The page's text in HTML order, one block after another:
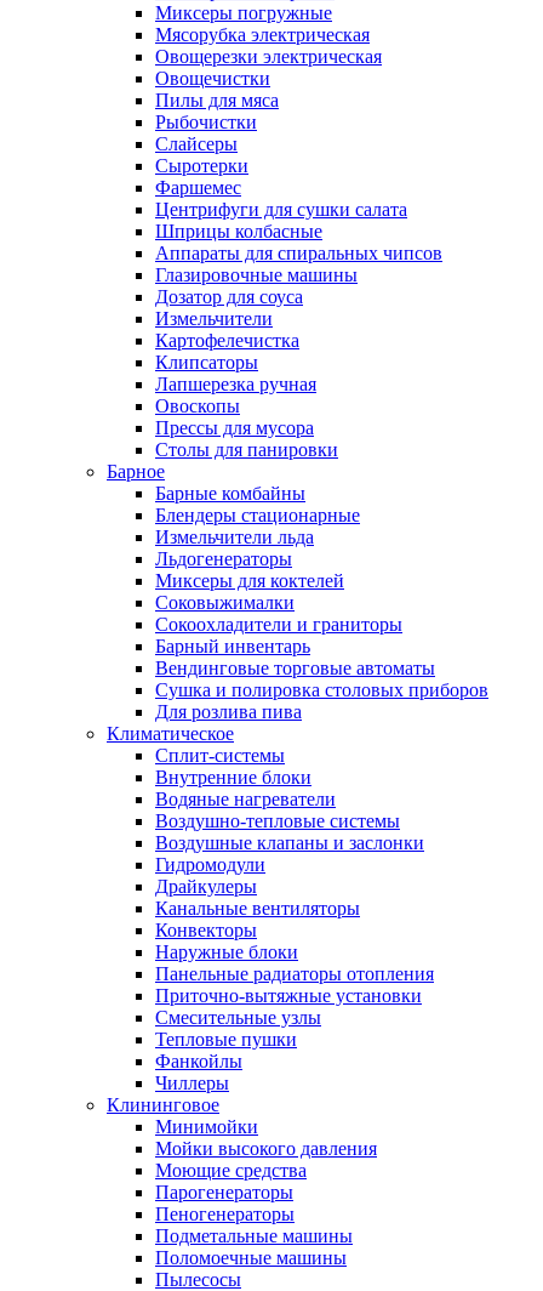
Миксеры погружные
Мясорубка электрическая
Овощерезки электрическая
Овощечистки
Пилы для мяса
Рыбочистки
Слайсеры
Сыротерки
Фаршемес
Центрифуги для сушки салата
Шприцы колбасные
Аппараты для спиральных чипсов
Глазировочные машины
Дозатор для соуса
Измельчители
Картофелечистка
Клипсаторы
Лапшерезка ручная
Овоскопы
Прессы для мусора
Столы для панировки
Барное
Барные комбайны
Блендеры стационарные
Измельчители льда
Льдогенераторы
Миксеры для коктелей
Соковыжималки
Сокоохладители и граниторы
Барный инвентарь
Вендинговые торговые автоматы
Сушка и полировка столовых приборов
Для розлива пива
Климатическое
Сплит-системы
Внутренние блоки
Водяные нагреватели
Воздушно-тепловые системы
Воздушные клапаны и заслонки
Гидромодули
Драйкулеры
Канальные вентиляторы
Конвекторы
Наружные блоки
Панельные радиаторы отопления
Приточно-вытяжные установки
Смесительные узлы
Тепловые пушки
Фанкойлы
Чиллеры
Клининговое
Минимойки
Мойки высокого давления
Моющие средства
Парогенераторы
Пеногенераторы
Подметальные машины
Поломоечные машины
Пылесосы